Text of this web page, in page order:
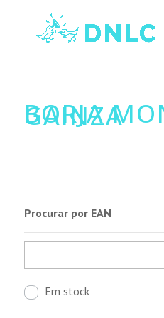
BORJA
GAINZA
Procurar por EAN
Em stock